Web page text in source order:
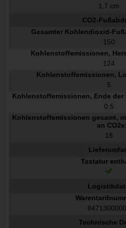
1,7 cm
CO2-
Gesamter Kohlendioxid-
150
Kohlenstoffemissionen,
124
Kohlenstoffemissionen,
5
Kohlenstoffemissionen, Ende der
0,5
Kohlenstoffemissionen gesamt,
an CO2e:
18
Tastatur
Technische